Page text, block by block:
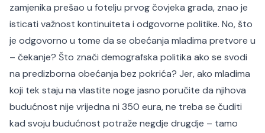
zamjenika prešao u fotelju prvog čovjeka grada, znao je
isticati važnost kontinuiteta i odgovorne politike. No, što
je odgovorno u tome da se obećanja mladima pretvore u
– čekanje? Što znači demografska politika ako se svodi
na predizborna obećanja bez pokrića? Jer, ako mladima
koji tek staju na vlastite noge jasno poručite da njihova
budućnost nije vrijedna ni 350 eura, ne treba se čuditi
kad svoju budućnost potraže negdje drugdje – tamo